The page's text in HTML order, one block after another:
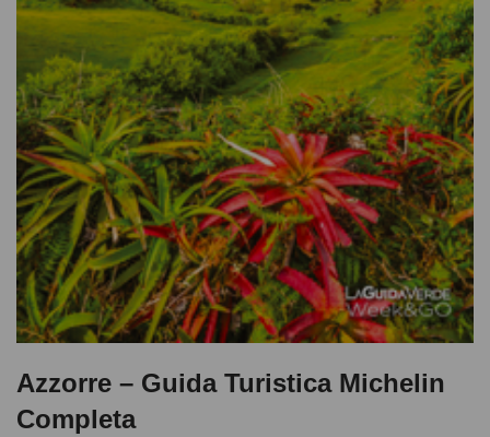
Azzorre – Guida Turistica Michelin
Completa